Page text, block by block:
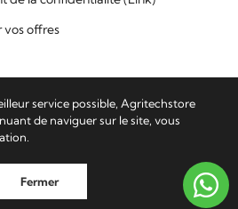
vos offres
/ Livraison express
- TN-201340
Software
by Daisuke®
service possible, Agritechstore
de naviguer sur le site, vous
Fermer